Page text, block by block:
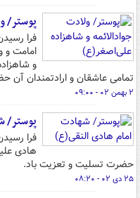
پوستر/
فرا
امامت و
و
تمامی عاشقان و ارادتمندان آن
۲ بهمن ۰۲ - ۰۹:۰۰
پوستر/
فرا
هادی
حضرت تسلیت و تعزیت باد.
۲۵ دی ۰۲ - ۰۸:۲۰